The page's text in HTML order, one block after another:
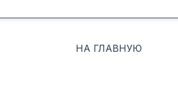
НА ГЛАВНУЮ